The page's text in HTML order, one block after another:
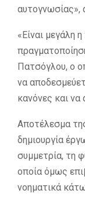
αυτογνωσίας»,
«Είναι μεγάλη
Πατσόγλου, ο
να
κανόνες και να
Αποτέλεσμα
δημιουργία
συμμετρία, τη
οποία όμως
νοηματικά